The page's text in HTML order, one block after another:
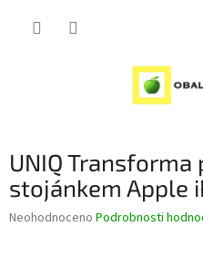
UNIQ Transforma
stojánkem Apple
Průměrné
Neohodnoceno Podrobnosti